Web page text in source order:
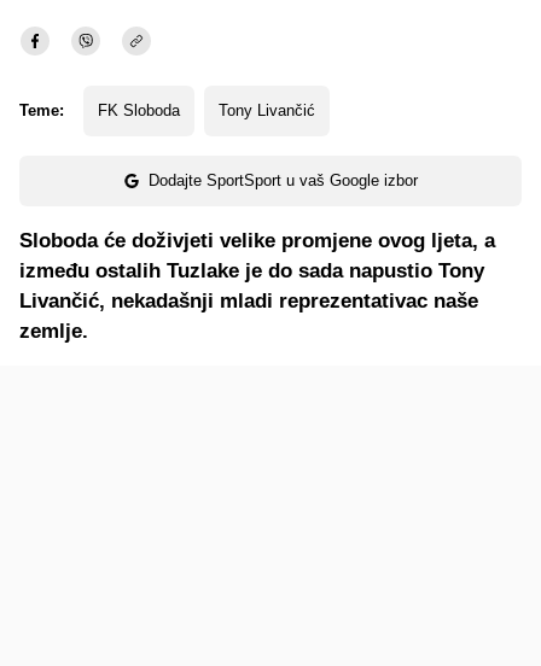
Teme: FK Sloboda Tony Livančić
Dodajte SportSport u vaš Google izbor
Sloboda će doživjeti velike promjene ovog ljeta, a
između ostalih Tuzlake je do sada napustio Tony
Livančić, nekadašnji mladi reprezentativac naše
zemlje.